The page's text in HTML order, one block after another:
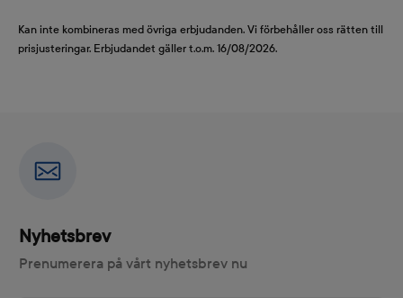
Kan inte kombineras med övriga erbjudanden. Vi förbehåller oss rätten till
prisjusteringar. Erbjudandet gäller t.o.m. 16/08/2026.
Nyhetsbrev
Prenumerera på vårt nyhetsbrev nu